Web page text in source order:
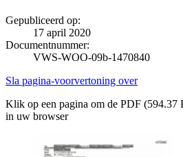
Gepubliceerd op:
17 april 2020
Documentnummer:
VWS-WOO-09b-1470840
Sla pagina-voorvertoning over
Klik op een pagina om de PDF (594.37
in uw browser